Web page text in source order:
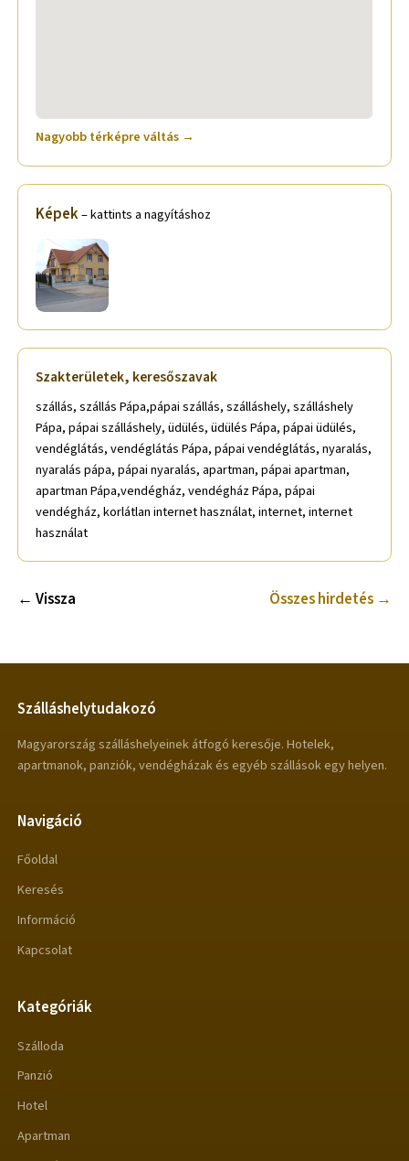
Nagyobb térképre váltás →
Képek– kattints a nagyításhoz
Szakterületek, keresőszavak
szállás, szállás Pápa,pápai szállás, szálláshely, szálláshely
Pápa, pápai szálláshely, üdülés, üdülés Pápa, pápai üdülés,
vendéglátás, vendéglátás Pápa, pápai vendéglátás, nyaralás,
nyaralás pápa, pápai nyaralás, apartman, pápai apartman,
apartman Pápa,vendégház, vendégház Pápa, pápai
vendégház, korlátlan internet használat, internet, internet
használat
← Vissza Összes hirdetés →
Szálláshelytudakozó
Magyarország szálláshelyeinek átfogó keresője. Hotelek,
apartmanok, panziók, vendégházak és egyéb szállások egy helyen.
Navigáció
Főoldal
Keresés
Információ
Kapcsolat
Kategóriák
Szálloda
Panzió
Hotel
Apartman